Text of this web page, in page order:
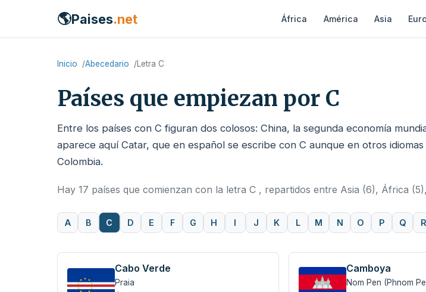
🌎Paises.net África América Asia
Inicio Abecedario Letra C
Países que empiezan por C
Entre los países con C figuran dos colosos: China, la segunda economía
aparece aquí Catar, que en español se escribe con C aunque en otros
Colombia.
Hay 17 países que comienzan con la letra C , repartidos entre Asia (6), África
A B C D E F G H I J K L M N O P Q R
Cabo Verde
Praia
Camboya
Nom Pen (Phnom